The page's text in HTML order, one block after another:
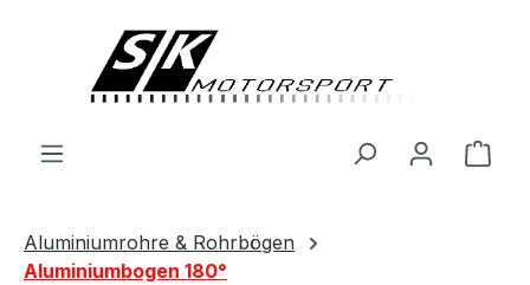
Aluminiumrohre & Rohrbögen
Aluminiumbogen 180°